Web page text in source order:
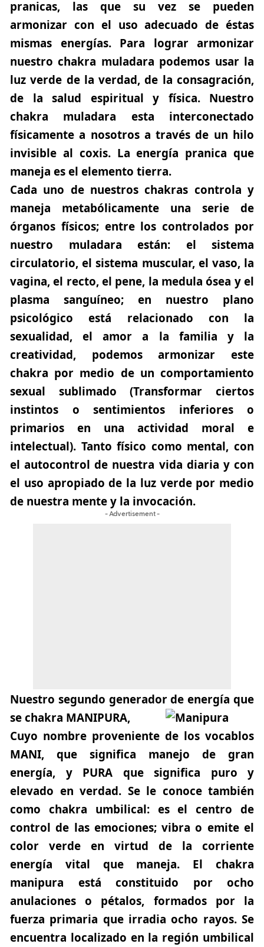
pranicas, las que su vez se pueden
armonizar con el uso adecuado de éstas
mismas energías. Para lograr armonizar
nuestro chakra muladara podemos usar la
luz verde de la verdad, de la consagración,
de la salud espiritual y física. Nuestro
chakra muladara esta interconectado
físicamente a nosotros a través de un hilo
invisible al coxis. La energía pranica que
maneja es el elemento tierra.
Cada uno de nuestros chakras controla y
maneja metabólicamente una serie de
órganos físicos; entre los controlados por
nuestro muladara están: el sistema
circulatorio, el sistema muscular, el vaso, la
vagina, el recto, el pene, la medula ósea y el
plasma sanguíneo; en nuestro plano
psicológico está relacionado con la
sexualidad, el amor a la familia y la
creatividad, podemos armonizar este
chakra por medio de un comportamiento
sexual sublimado (Transformar ciertos
instintos o sentimientos inferiores o
primarios en una actividad moral e
intelectual). Tanto físico como mental, con
el autocontrol de nuestra vida diaria y con
el uso apropiado de la luz verde por medio
de nuestra mente y la invocación.
- Advertisement -
Nuestro segundo generador de energía que
se chakra MANIPURA,
Cuyo nombre proveniente de los vocablos
MANI, que significa manejo de gran
energía, y PURA que significa puro y
elevado en verdad. Se le conoce también
como chakra umbilical: es el centro de
control de las emociones; vibra o emite el
color verde en virtud de la corriente
energía vital que maneja. El chakra
manipura está constituido por ocho
anulaciones o pétalos, formados por la
fuerza primaria que irradia ocho rayos. Se
encuentra localizado en la región umbilical